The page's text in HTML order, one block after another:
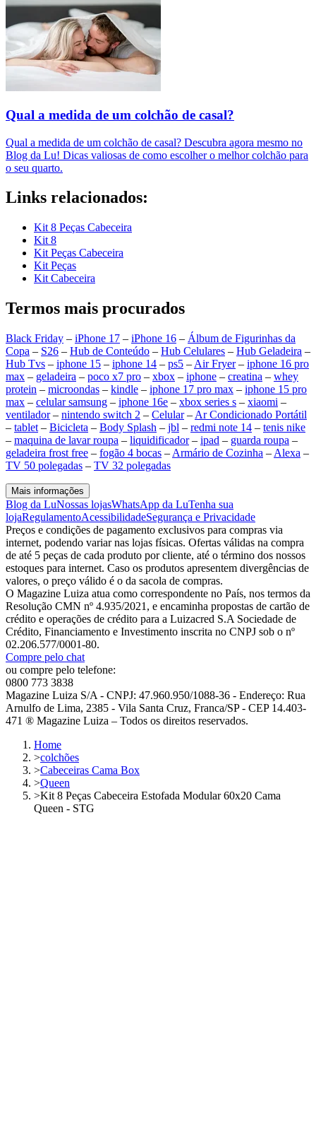
Qual a medida de um colchão de casal?
Qual a medida de um colchão de casal? Descubra agora mesmo no
Blog da Lu! Dicas valiosas de como escolher o melhor colchão para
o seu quarto.
Links relacionados:
Kit 8 Peças Cabeceira
Kit 8
Kit Peças Cabeceira
Kit Peças
Kit Cabeceira
Termos mais procurados
Black Friday – iPhone 17 – iPhone 16 – Álbum de Figurinhas da
Copa – S26 – Hub de Conteúdo – Hub Celulares – Hub Geladeira –
Hub Tvs – iphone 15 – iphone 14 – ps5 – Air Fryer– iphone 16 pro
max – geladeira – poco x7 pro – xbox – iphone – creatina – whey
protein – microondas – kindle – iphone 17 pro max – iphone 15 pro
max – celular samsung – iphone 16e – xbox series s – xiaomi –
ventilador– nintendo switch 2 – Celular– Ar Condicionado Portátil
– tablet – Bicicleta – Body Splash – jbl – redmi note 14 – tenis nike
– maquina de lavar roupa – liquidificador– ipad – guarda roupa –
geladeira frost free – fogão 4 bocas – Armário de Cozinha – Alexa –
TV 50 polegadas – TV 32 polegadas
Mais informações
Blog da LuNossas lojasWhatsApp da LuTenha sua
lojaRegulamentoAcessibilidadeSegurança e Privacidade
Preços e condições de pagamento exclusivos para compras via
internet, podendo variar nas lojas físicas. Ofertas válidas na compra
de até 5 peças de cada produto por cliente, até o término dos nossos
estoques para internet. Caso os produtos apresentem divergências de
valores, o preço válido é o da sacola de compras.
O Magazine Luiza atua como correspondente no País, nos termos da
Resolução CMN nº 4.935/2021, e encaminha propostas de cartão de
crédito e operações de crédito para a Luizacred S.A Sociedade de
Crédito, Financiamento e Investimento inscrita no CNPJ sob o nº
02.206.577/0001-80.
Compre pelo chat
ou compre pelo telefone:
0800 773 3838
Magazine Luiza S/A - CNPJ: 47.960.950/1088-36 - Endereço: Rua
Arnulfo de Lima, 2385 - Vila Santa Cruz, Franca/SP - CEP 14.403-
471 ® Magazine Luiza – Todos os direitos reservados.
Home
>colchões
>Cabeceiras Cama Box
>Queen
>Kit 8 Peças Cabeceira Estofada Modular 60x20 Cama
Queen - STG